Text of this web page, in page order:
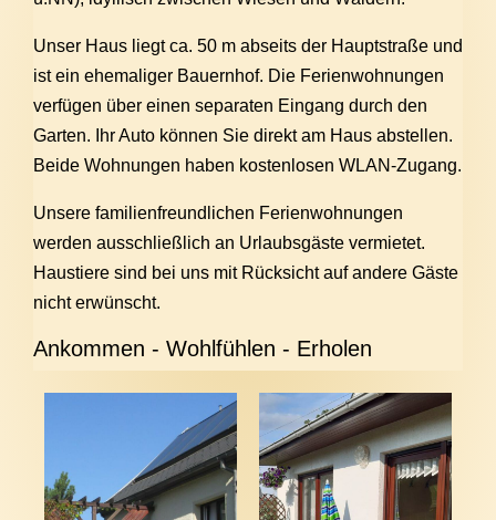
Unser Haus liegt ca. 50 m abseits der Hauptstraße und
ist ein ehemaliger Bauernhof. Die Ferienwohnungen
verfügen über einen separaten Eingang durch den
Garten. Ihr Auto können Sie direkt am Haus abstellen.
Beide Wohnungen haben kostenlosen WLAN-Zugang.
Unsere familienfreundlichen Ferienwohnungen
werden ausschließlich an Urlaubsgäste vermietet.
Haustiere sind bei uns mit Rücksicht auf andere Gäste
nicht erwünscht.
Ankommen - Wohlfühlen - Erholen